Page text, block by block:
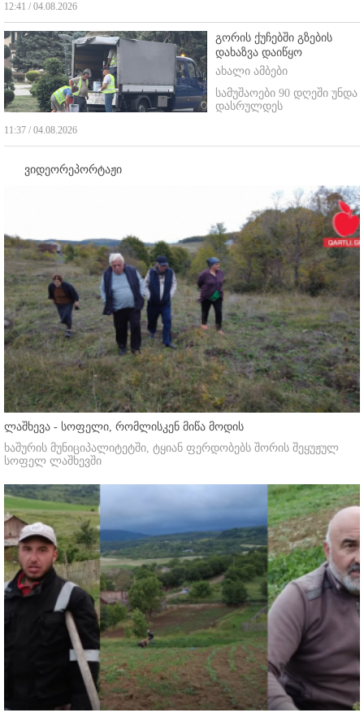
12:41 / 04.08.2026
გორის ქუჩებში გზების
დახაზვა დაიწყო
ახალი ამბები
სამუშაოები 90 დღეში უნდა
დასრულდეს
11:37 / 04.08.2026
ვიდეორეპორტაჟი
ლაშხევა - სოფელი, რომლისკენ მიწა მოდის
ხაშურის მუნიციპალიტეტში, ტყიან ფერდობებს შორის შეყუჟულ
სოფელ ლაშხევში